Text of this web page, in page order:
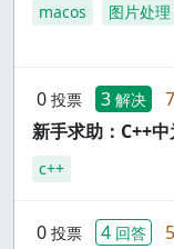
macos 图片处理
0 投票 3 解决
新手求助：C++
c++
0 投票 4 回答